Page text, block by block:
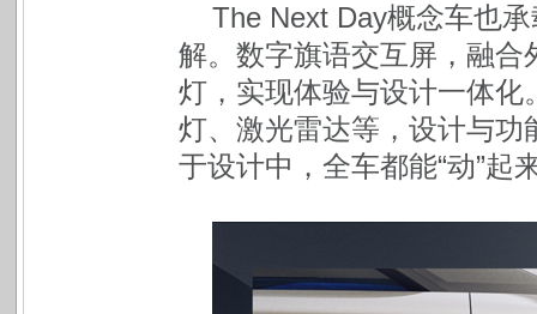
The Next Day概念车也
解。数字旗语交互屏，融
灯，实现体验与设计一体
灯、激光雷达等，设计与
于设计中，全车都能“动”起